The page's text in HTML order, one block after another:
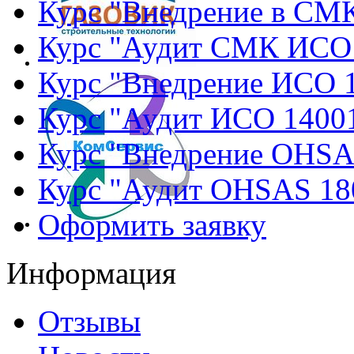
Курс "Внедрение в
Курс "Аудит СМК ИСО
Курс "Внедрение ИСО
Курс "Аудит ИСО
Курс "Внедрение
Курс "Аудит OHSAS
Оформить заявку
Информация
Отзывы